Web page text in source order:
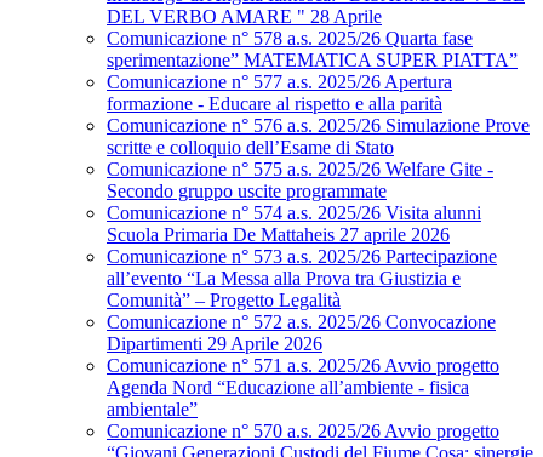
DEL VERBO AMARE " 28 Aprile
Comunicazione n° 578 a.s. 2025/26 Quarta fase
sperimentazione” MATEMATICA SUPER PIATTA”
Comunicazione n° 577 a.s. 2025/26 Apertura
formazione - Educare al rispetto e alla parità
Comunicazione n° 576 a.s. 2025/26 Simulazione Prove
scritte e colloquio dell’Esame di Stato
Comunicazione n° 575 a.s. 2025/26 Welfare Gite -
Secondo gruppo uscite programmate
Comunicazione n° 574 a.s. 2025/26 Visita alunni
Scuola Primaria De Mattaheis 27 aprile 2026
Comunicazione n° 573 a.s. 2025/26 Partecipazione
all’evento “La Messa alla Prova tra Giustizia e
Comunità” – Progetto Legalità
Comunicazione n° 572 a.s. 2025/26 Convocazione
Dipartimenti 29 Aprile 2026
Comunicazione n° 571 a.s. 2025/26 Avvio progetto
Agenda Nord “Educazione all’ambiente - fisica
ambientale”
Comunicazione n° 570 a.s. 2025/26 Avvio progetto